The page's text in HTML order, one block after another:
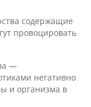
содержащие
провоцировать
—
негативно
и организма в